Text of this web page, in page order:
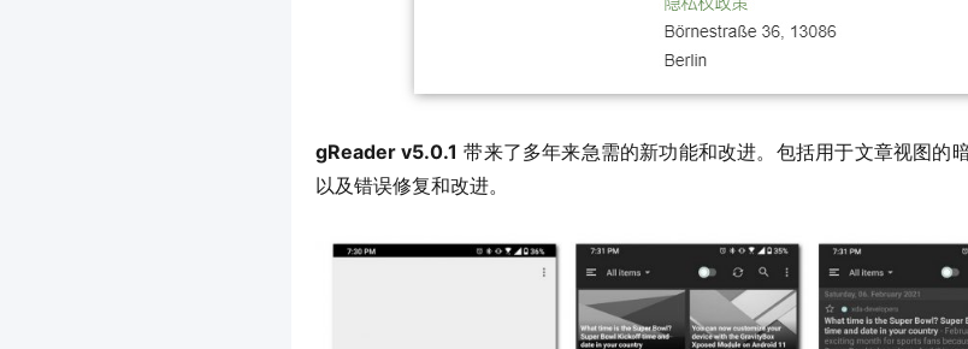
gReader v5.0.1 带来了多年来急需的新功能和改进。包括用于文章视图的
以及错误修复和改进。